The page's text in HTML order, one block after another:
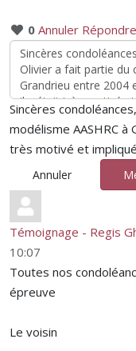
0 Annuler Répondre
Sincères
modélisme AASHRC
très motivé et
Annuler
Témoignage - Regis
10:07
Toutes nos
épreuve
Le voisin